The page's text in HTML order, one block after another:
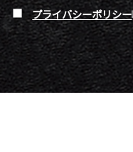
プライバシーポリシー